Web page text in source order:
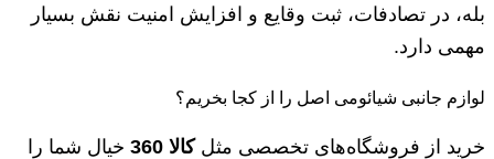
بله، در تصادفات، ثبت وقایع و افزایش امنیت نقش بسیار
مهمی دارد.
لوازم جانبی شیائومی اصل را از کجا بخریم؟
خرید از فروشگاه‌های تخصصی مثلکالا 360
خیال شما را